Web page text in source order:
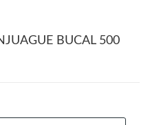
BUCAL 500